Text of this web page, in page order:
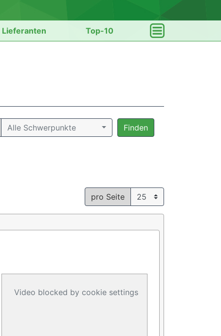
Lieferanten Top-10
Alle Schwerpunkte Finden
pro Seite
Video blocked by cookie settings